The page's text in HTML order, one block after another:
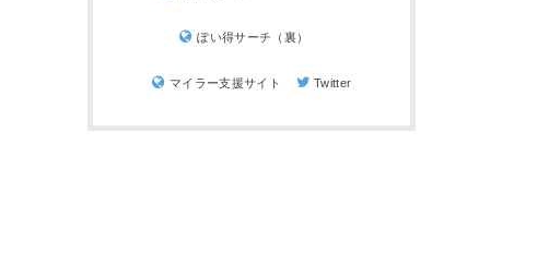
ぽい得サーチ（裏）
マイラー支援サイト Twitter